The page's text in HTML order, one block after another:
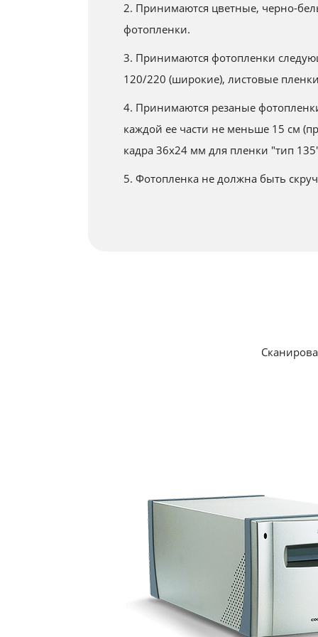
2. Принимаются цветные, черно-
фотопленки.
3. Принимаются фотопленки
120/220 (широкие), листовые
4. Принимаются резаные
каждой ее части не меньше 15 см
кадра 36х24 мм для пленки "тип
5. Фотопленка не должна быть